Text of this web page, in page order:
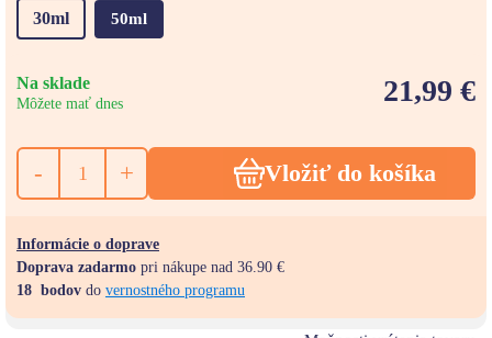
30ml 50ml
Na sklade
Môžete mať dnes 21,99 €
- + Vložiť do košíka
Informácie o doprave
Doprava zadarmo pri nákupe nad 36.90 €
18 bodov do vernostného programu